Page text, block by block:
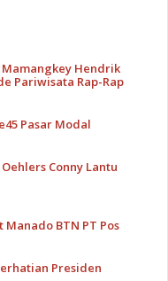
Hendrik
Pariwisata Rap-Rap
Pasar Modal
Conny Lantu
BTN PT Pos
Presiden